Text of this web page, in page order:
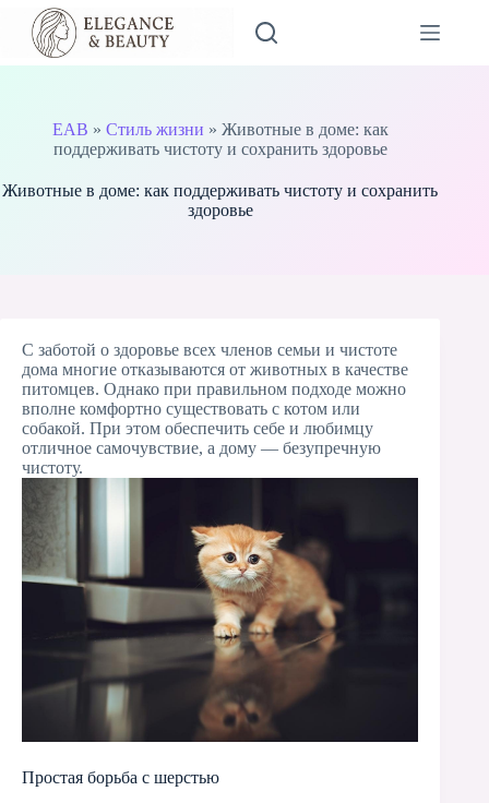
content
EAB » Стиль жизни » Животные в доме: как
поддерживать чистоту и сохранить здоровье
Животные в доме: как поддерживать чистоту и сохранить
здоровье
С заботой о здоровье всех членов семьи и чистоте
дома многие отказываются от животных в качестве
питомцев. Однако при правильном подходе можно
вполне комфортно существовать с котом или
собакой. При этом обеспечить себе и любимцу
отличное самочувствие, а дому — безупречную
чистоту.
Простая борьба с шерстью